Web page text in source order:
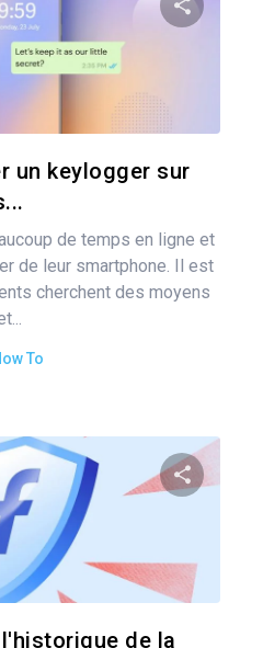
un keylogger sur
de temps en ligne et
de leur smartphone. Il est
cherchent des moyens
To
de la